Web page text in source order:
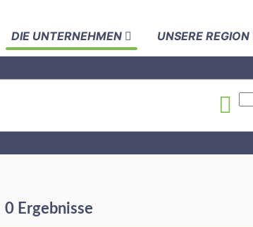
DIE UNTERNEHMEN UNSERE REGION
0 Ergebnisse